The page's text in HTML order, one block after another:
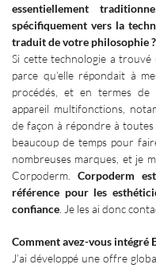
essentiellement
spécifiquement vers la
traduit de votre philosophie?
Si cette technologie a trouvé
parce qu’elle répondait à
procédés, et en termes de
appareil multifonctions,
de façon à répondre à toutes
beaucoup de temps pour
nombreuses marques, et je
Corpoderm. Corpoderm
référence pour les
confiance . Je les ai donc
Comment avez-vous intégré
J’ai développé une offre